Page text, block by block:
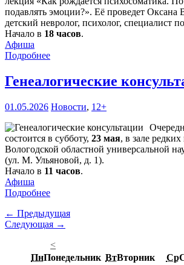
подавлять эмоции?». Её проведет Оксана
детский невролог, психолог, специалист
Начало в 18 часов.
Афиша
Подробнее
Генеалогические
01.05.2026 Новости, 12+
состоится в субботу, 23 мая, в зале
Вологодской областной универсальной
(ул. М. Ульяновой, д. 1).
Начало в 11 часов.
Афиша
Подробнее
← Предыдущая
Следующая →
<
ПнПонедельник ВтВторник Ср